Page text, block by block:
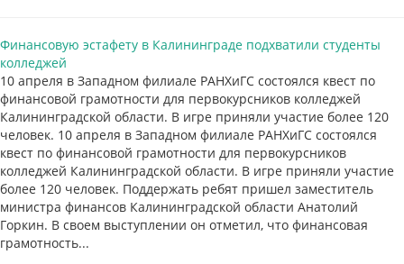
Финансовую эстафету в Калининграде подхватили студенты
колледжей
10 апреля в Западном филиале РАНХиГС состоялся квест по
финансовой грамотности для первокурсников колледжей
Калининградской области. В игре приняли участие более 120
человек. 10 апреля в Западном филиале РАНХиГС состоялся
квест по финансовой грамотности для первокурсников
колледжей Калининградской области. В игре приняли участие
более 120 человек. Поддержать ребят пришел заместитель
министра финансов Калининградской области Анатолий
Горкин. В своем выступлении он отметил, что финансовая
грамотность...